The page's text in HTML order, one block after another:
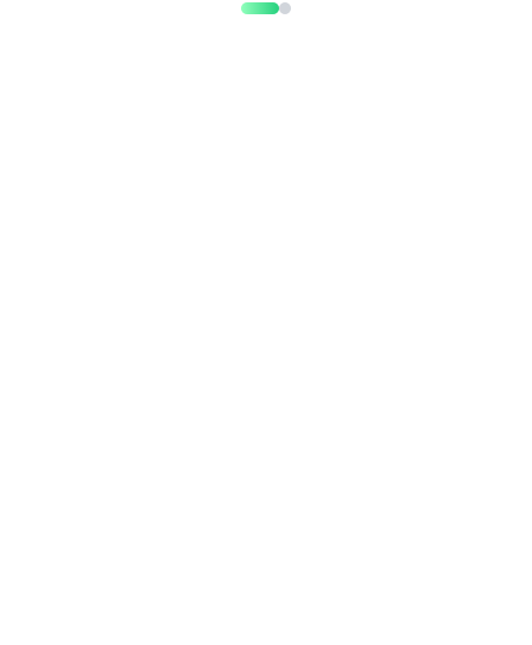
ajureita, jotka voivat määrittää